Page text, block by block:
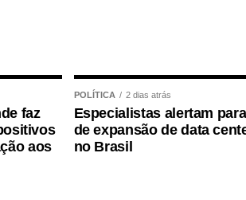
ocorreu dentro da
não havendo qualquer
faz
aos
POLÍTICA 2 dias atrás
Especialistas alertam
de expansão de data
no Brasil